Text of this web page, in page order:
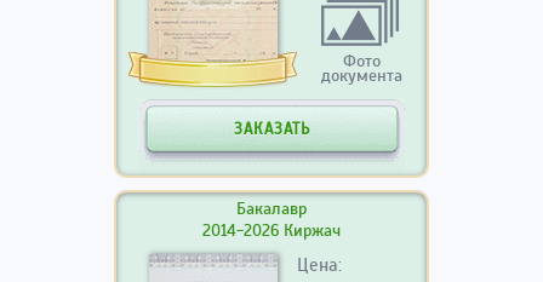
Фото
документа
ЗАКАЗАТЬ
Бакалавр
2014-2026 Киржач
Цена: